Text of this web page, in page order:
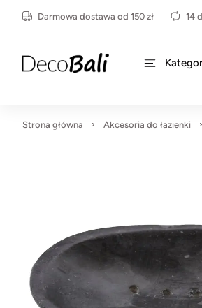
Darmowa dostawa od 150 zł 14
Strona główna Akcesoria do łazienki